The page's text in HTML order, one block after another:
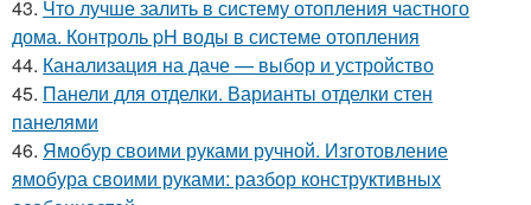
43. Что лучше залить в систему отопления частного
дома. Контроль pH воды в системе отопления
44. Канализация на даче — выбор и устройство
45. Панели для отделки. Варианты отделки стен
панелями
46. Ямобур своими руками ручной. Изготовление
ямобура своими руками: разбор конструктивных